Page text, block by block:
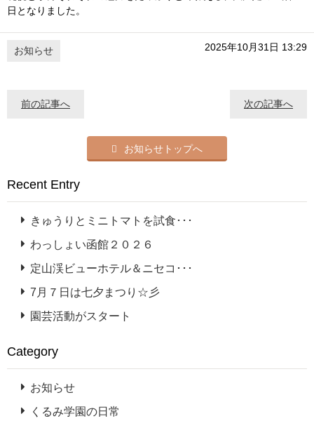
日となりました。
お知らせ 2025年10月31日 13:29
前の記事へ 次の記事へ
お知らせトップへ
Recent Entry
きゅうりとミニトマトを試食･･･
わっしょい函館２０２６
定山渓ビューホテル＆ニセコ･･･
7月７日は七夕まつり☆彡
園芸活動がスタート
Category
お知らせ
くるみ学園の日常